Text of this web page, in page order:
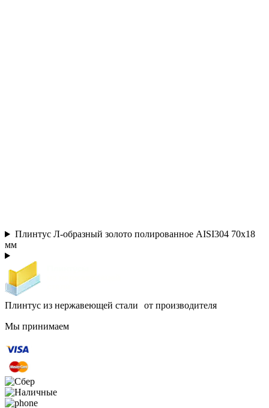
Плинтус Л-образный золото полированное AISI304 70х18
мм
Плинтус из нержавеющей стали от производителя
Мы принимаем